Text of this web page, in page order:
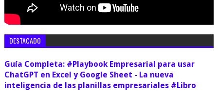
DESTACADO
Guía Completa: #Playbook Empresarial para usar
ChatGPT en Excel y Google Sheet - La nueva
inteligencia de las planillas empresariales #Libro